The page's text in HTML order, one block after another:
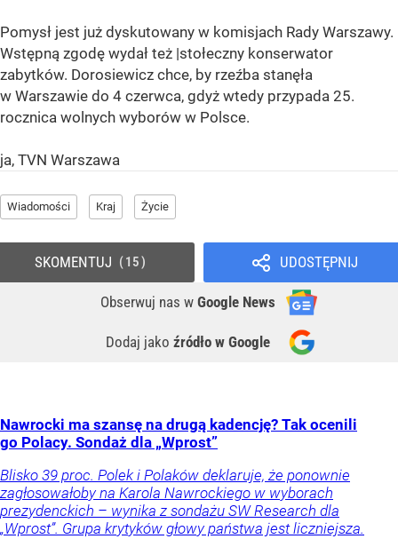
Pomysł jest już dyskutowany w komisjach Rady Warszawy.
Wstępną zgodę wydał też |stołeczny konserwator
zabytków. Dorosiewicz chce, by rzeźba stanęła
w Warszawie do 4 czerwca, gdyż wtedy przypada 25.
rocznica wolnych wyborów w Polsce.
ja, TVN Warszawa
Wiadomości Kraj Życie
UDOSTĘPNIJ
Obserwuj nas w Google News
Dodaj jako źródło w Google
SKOMENTUJ 15
Nawrocki ma szansę na drugą kadencję? Tak ocenili
go Polacy. Sondaż dla „Wprost”
Blisko 39 proc. Polek i Polaków deklaruje, że ponownie
zagłosowałoby na Karola Nawrockiego w wyborach
prezydenckich – wynika z sondażu SW Research dla
„Wprost”. Grupa krytyków głowy państwa jest liczniejsza.